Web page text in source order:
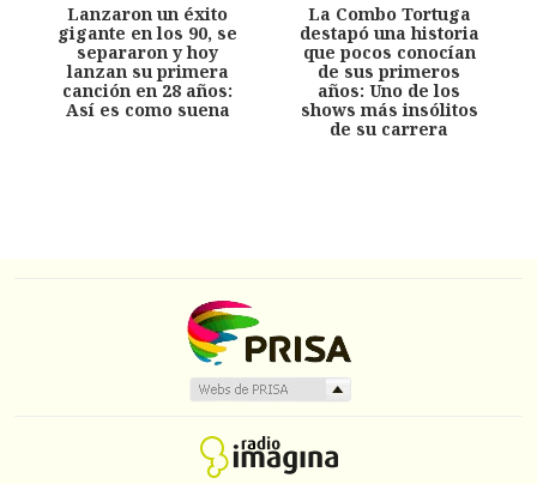
Lanzaron un éxito
gigante en los 90, se
separaron y hoy
lanzan su primera
canción en 28 años:
Así es como suena
La Combo Tortuga
destapó una historia
que pocos conocían
de sus primeros
años: Uno de los
shows más insólitos
de su carrera